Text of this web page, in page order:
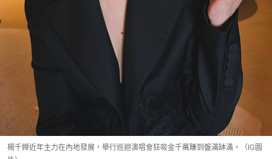
楊千嬅近年主力在內地發展，舉行巡迴演唱會狂吸金千萬賺到盤滿缽滿。（IG圖